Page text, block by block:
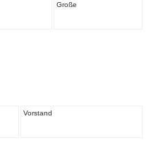
Große
Vorstand